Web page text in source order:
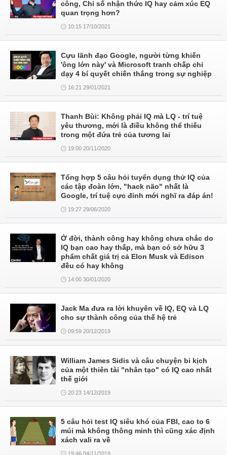
công, Chỉ số nhận thức IQ hay cảm xúc EQ
quan trọng hơn?
10:15 17/10/2021
Cựu lãnh đạo Google, người từng khiến
'ông lớn này' và Microsoft tranh chấp chỉ
dạy 4 bí quyết chiến thắng trong sự nghiệp
16:21 29/01/2021
Thanh Bùi: Không phải IQ mà LQ - trí tuệ
yêu thương, mới là điều không thể thiếu
trong một đứa trẻ của tương lai
19:00 20/11/2020
Tổng hợp 5 câu hỏi tuyển dụng thử IQ của
các tập đoàn lớn, "hack não" nhất là
Google, trí tuệ cực đỉnh mới nghĩ ra đáp án!
19:27 29/06/2020
Ở đời, thành công hay không chưa chắc do
IQ bạn cao hay thấp, mà bạn có sở hữu 3
phẩm chất giá trị cả Elon Musk và Edison
đều có hay không
14:00 30/01/2020
Jack Ma đưa ra lời khuyên về IQ, EQ và LQ
cho sự thành công của thế hệ trẻ
09:59 20/12/2019
William James Sidis và câu chuyện bi kịch
của một thiên tài "nhân tạo" có IQ cao nhất
thế giới
20:23 14/12/2019
5 câu hỏi test IQ siêu khó của FBI, cao to 6
múi mà không thông minh thì cũng xác định
xách vali ra về
19:46 04/11/2019